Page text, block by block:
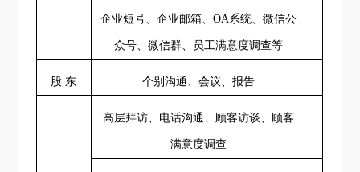
企业短号、企业邮箱、OA系统、微信公
众号、微信群、 员工满意度调查等
股 东 个别沟通、会议、报告
高层拜访、电话沟通、顾客访谈、 顾客
满意度调查